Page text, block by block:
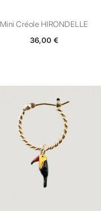
Mini Créole HIRONDELLE
36,00 €